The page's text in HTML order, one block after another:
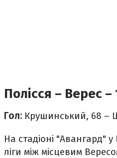
Полісся – Верес –
Гол: Крушинський, 68 –
На стадіоні "Авангард"
ліги між місцевим